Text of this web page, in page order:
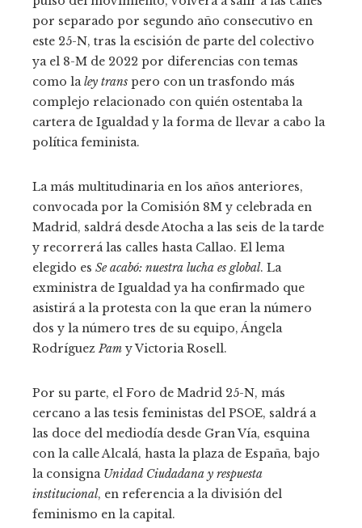
por separado por segundo año consecutivo en
este 25-N, tras la escisión de parte del colectivo
ya el 8-M de 2022 por diferencias con temas
como laley trans pero con un trasfondo más
complejo relacionado con quién ostentaba la
cartera de Igualdad y la forma de llevar a cabo la
política feminista.
La más multitudinaria en los años anteriores,
convocada por la Comisión 8M y celebrada en
Madrid, saldrá desde Atocha a las seis de la tarde
y recorrerá las calles hasta Callao. El lema
elegido es Se acabó: nuestra lucha es global. La
exministra de Igualdad ya ha confirmado que
asistirá a la protesta con la que eran la número
dos y la número tres de su equipo, Ángela
RodríguezPam y Victoria Rosell.
Por su parte, el Foro de Madrid 25-N, más
cercano a las tesis feministas del PSOE, saldrá a
las doce del mediodía desde Gran Vía, esquina
con la calle Alcalá, hasta la plaza de España, bajo
la consigna Unidad Ciudadana y respuesta
institucional, en referencia a la división del
feminismo en la capital.